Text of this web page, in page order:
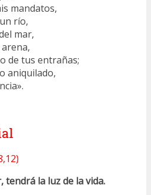
mandatos,
río,
mar,
de tus entrañas;
aniquilado,
tendrá la luz de la vida.